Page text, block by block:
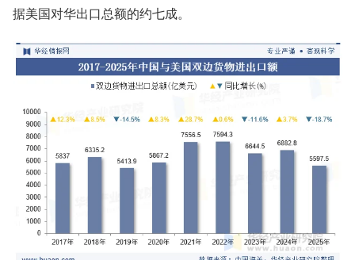
据美国对华出口总额的约七成。